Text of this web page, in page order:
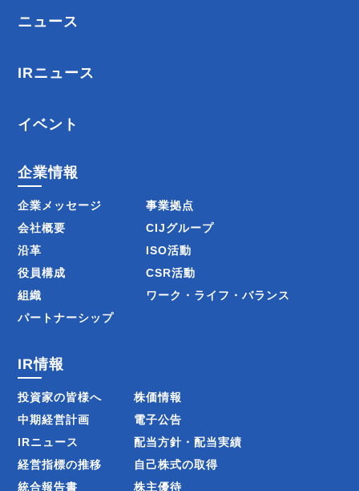
ニュース
IRニュース
イベント
企業情報
企業メッセージ
会社概要
沿革
役員構成
組織
パートナーシップ
事業拠点
CIJグループ
ISO活動
CSR活動
ワーク・ライフ・バランス
IR情報
投資家の皆様へ
中期経営計画
IRニュース
経営指標の推移
統合報告書
株価情報
電子公告
配当方針・配当実績
自己株式の取得
株主優待